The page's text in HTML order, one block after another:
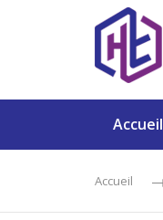
Accueil
Accueil